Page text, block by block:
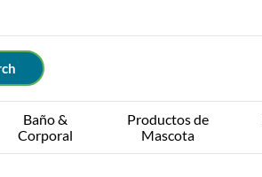
Baño &
Corporal
Productos de
Mascota